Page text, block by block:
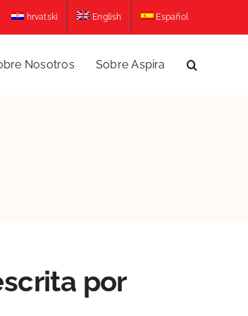
hrvatski English Español
Nosotros Sobre Aspira
por